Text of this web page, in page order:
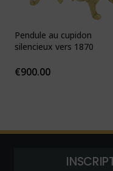
Pendule au cupidon
silencieux vers 1870
€900.00